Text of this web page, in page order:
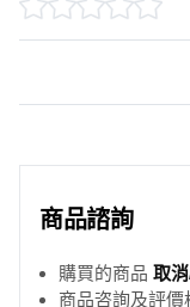
商品諮詢
購買的商品 取
商品咨詢及評